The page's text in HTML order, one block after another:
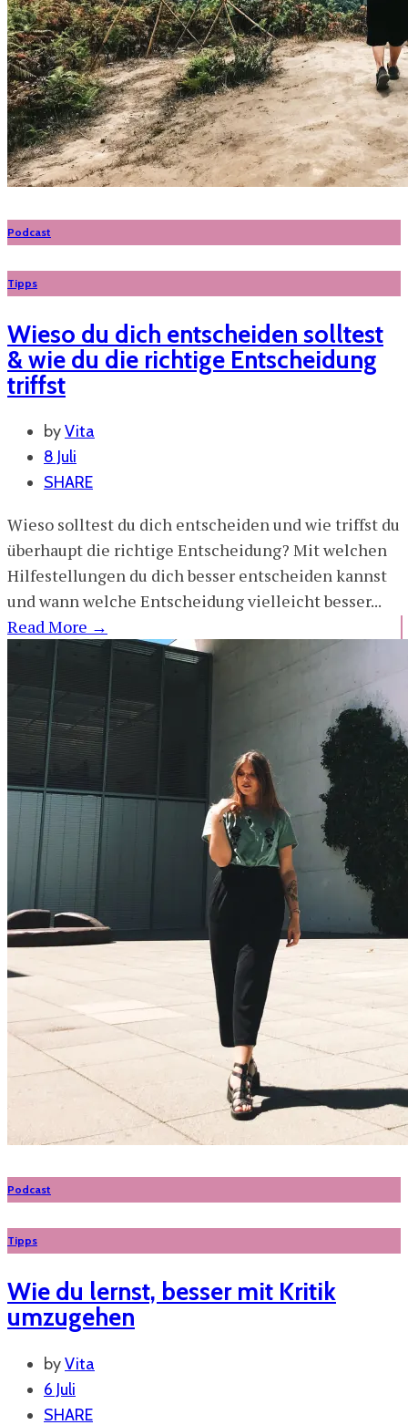
Podcast
Tipps
Wieso du dich entscheiden solltest
& wie du die richtige Entscheidung
triffst
byVita
8 Juli
SHARE
Wieso solltest du dich entscheiden und wie triffst du
überhaupt die richtige Entscheidung? Mit welchen
Hilfestellungen du dich besser entscheiden kannst
und wann welche Entscheidung vielleicht besser...
Read More →
Podcast
Tipps
Wie du lernst, besser mit Kritik
umzugehen
byVita
6 Juli
SHARE